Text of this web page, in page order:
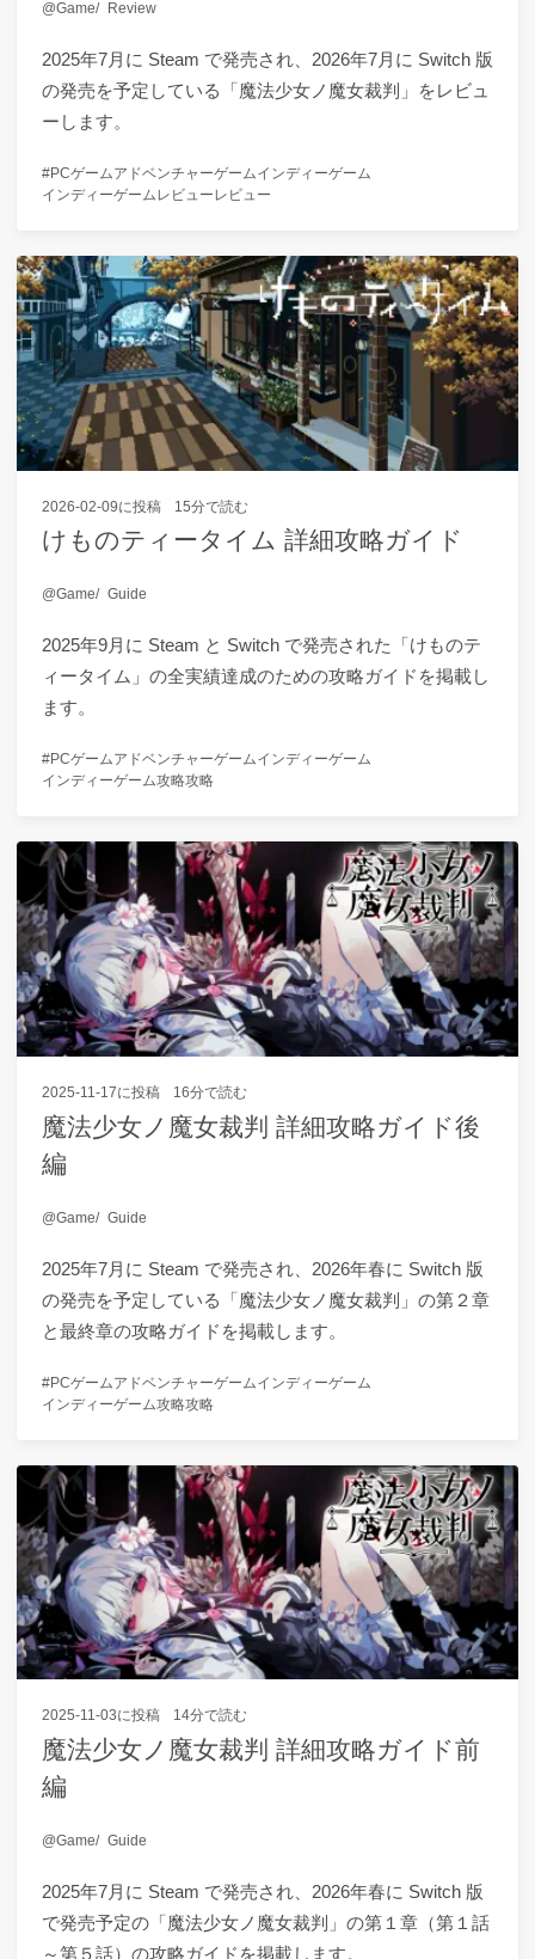
Game Review
2025年7月に Steam で発売され、2026年7月に Switch 版
の発売を予定している「魔法少女ノ魔女裁判」をレビュ
ーします。
PCゲームアドベンチャーゲームインディーゲーム
インディーゲームレビュー レビュー
2026-02-09に投稿 15分で読む
けものティータイム 詳細攻略ガイド
Game Guide
2025年9月に Steam と Switch で発売された「けものテ
ィータイム」の全実績達成のための攻略ガイドを掲載し
ます。
PCゲームアドベンチャーゲームインディーゲーム
インディーゲーム攻略攻略
2025-11-17に投稿 16分で読む
魔法少女ノ魔女裁判 詳細攻略ガイド後
編
Game Guide
2025年7月に Steam で発売され、2026年春に Switch 版
の発売を予定している「魔法少女ノ魔女裁判」の第２章
と最終章の攻略ガイドを掲載します。
PCゲームアドベンチャーゲームインディーゲーム
インディーゲーム攻略攻略
2025-11-03に投稿 14分で読む
魔法少女ノ魔女裁判 詳細攻略ガイド前
編
Game Guide
2025年7月に Steam で発売され、2026年春に Switch 版
で発売予定の「魔法少女ノ魔女裁判」の第１章（第１話
～第５話）の攻略ガイドを掲載します。